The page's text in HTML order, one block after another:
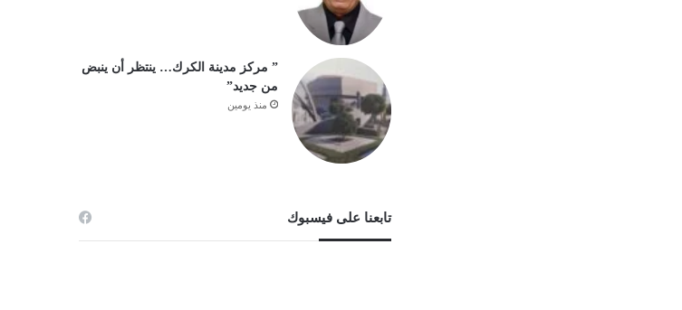
” مركز مدينة الكرك… ينتظر أن ينبض
من جديد”
منذ يومين
تابعنا على فيسبوك